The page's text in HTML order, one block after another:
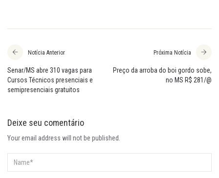
Notícia Anterior
Senar/MS abre 310 vagas para
Cursos Técnicos presenciais e
semipresenciais gratuitos
Próxima Notícia
Preço da arroba do boi gordo sobe,
no MS R$ 281/@
Deixe seu comentário
Your email address will not be published.